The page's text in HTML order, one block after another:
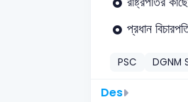
প্রধান
PSC DGNM
Des